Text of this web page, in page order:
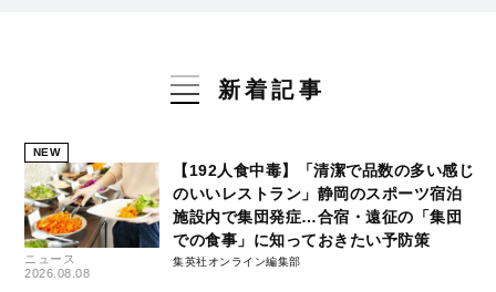
新着記事
NEW
ニュース
2026.08.08
【192人食中毒】「清潔で品数の多い感じ
のいいレストラン」静岡のスポーツ宿泊
施設内で集団発症…合宿・遠征の「集団
での食事」に知っておきたい予防策
集英社オンライン編集部